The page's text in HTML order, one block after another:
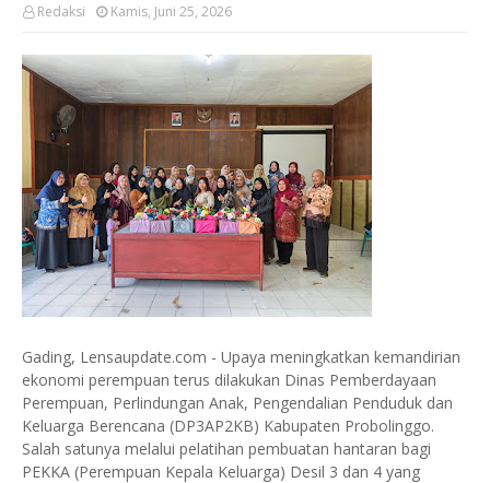
Redaksi Kamis, Juni 25, 2026
Gading, Lensaupdate.com - Upaya meningkatkan kemandirian
ekonomi perempuan terus dilakukan Dinas Pemberdayaan
Perempuan, Perlindungan Anak, Pengendalian Penduduk dan
Keluarga Berencana (DP3AP2KB) Kabupaten Probolinggo.
Salah satunya melalui pelatihan pembuatan hantaran bagi
PEKKA (Perempuan Kepala Keluarga) Desil 3 dan 4 yang